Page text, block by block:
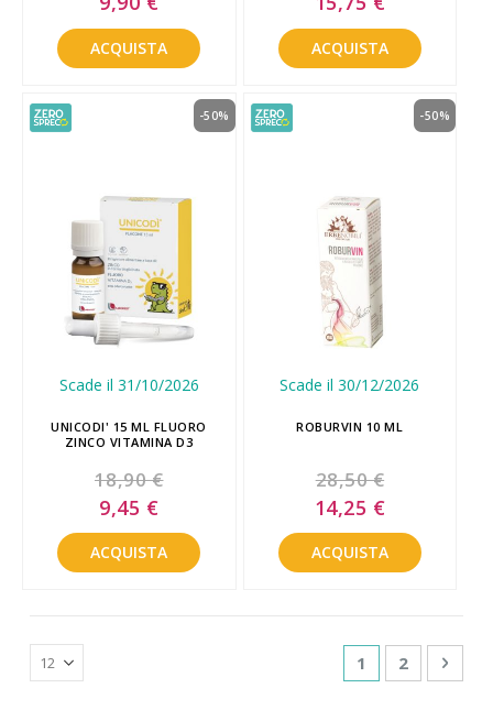
Price
ACQUISTA
Price
ACQUISTA
Scade il 31/10/2026
UNICODI' 15 ML FLUORO
ZINCO VITAMINA D3
18,90 €
-50%
Special
Price
9,45 €
ACQUISTA
Scade il 30/12/2026
ROBURVIN 10 ML
28,50 €
-50%
Special
Price
14,25 €
ACQUISTA
Pagina
Attualmente
1 Pagina
2